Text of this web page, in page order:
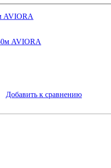
AVIORA
Добавить к сравнению